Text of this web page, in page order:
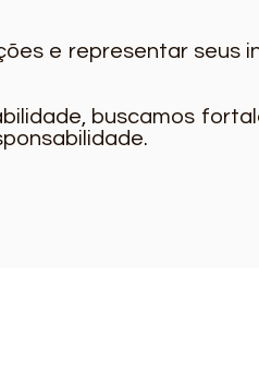
e representar seus
buscamos